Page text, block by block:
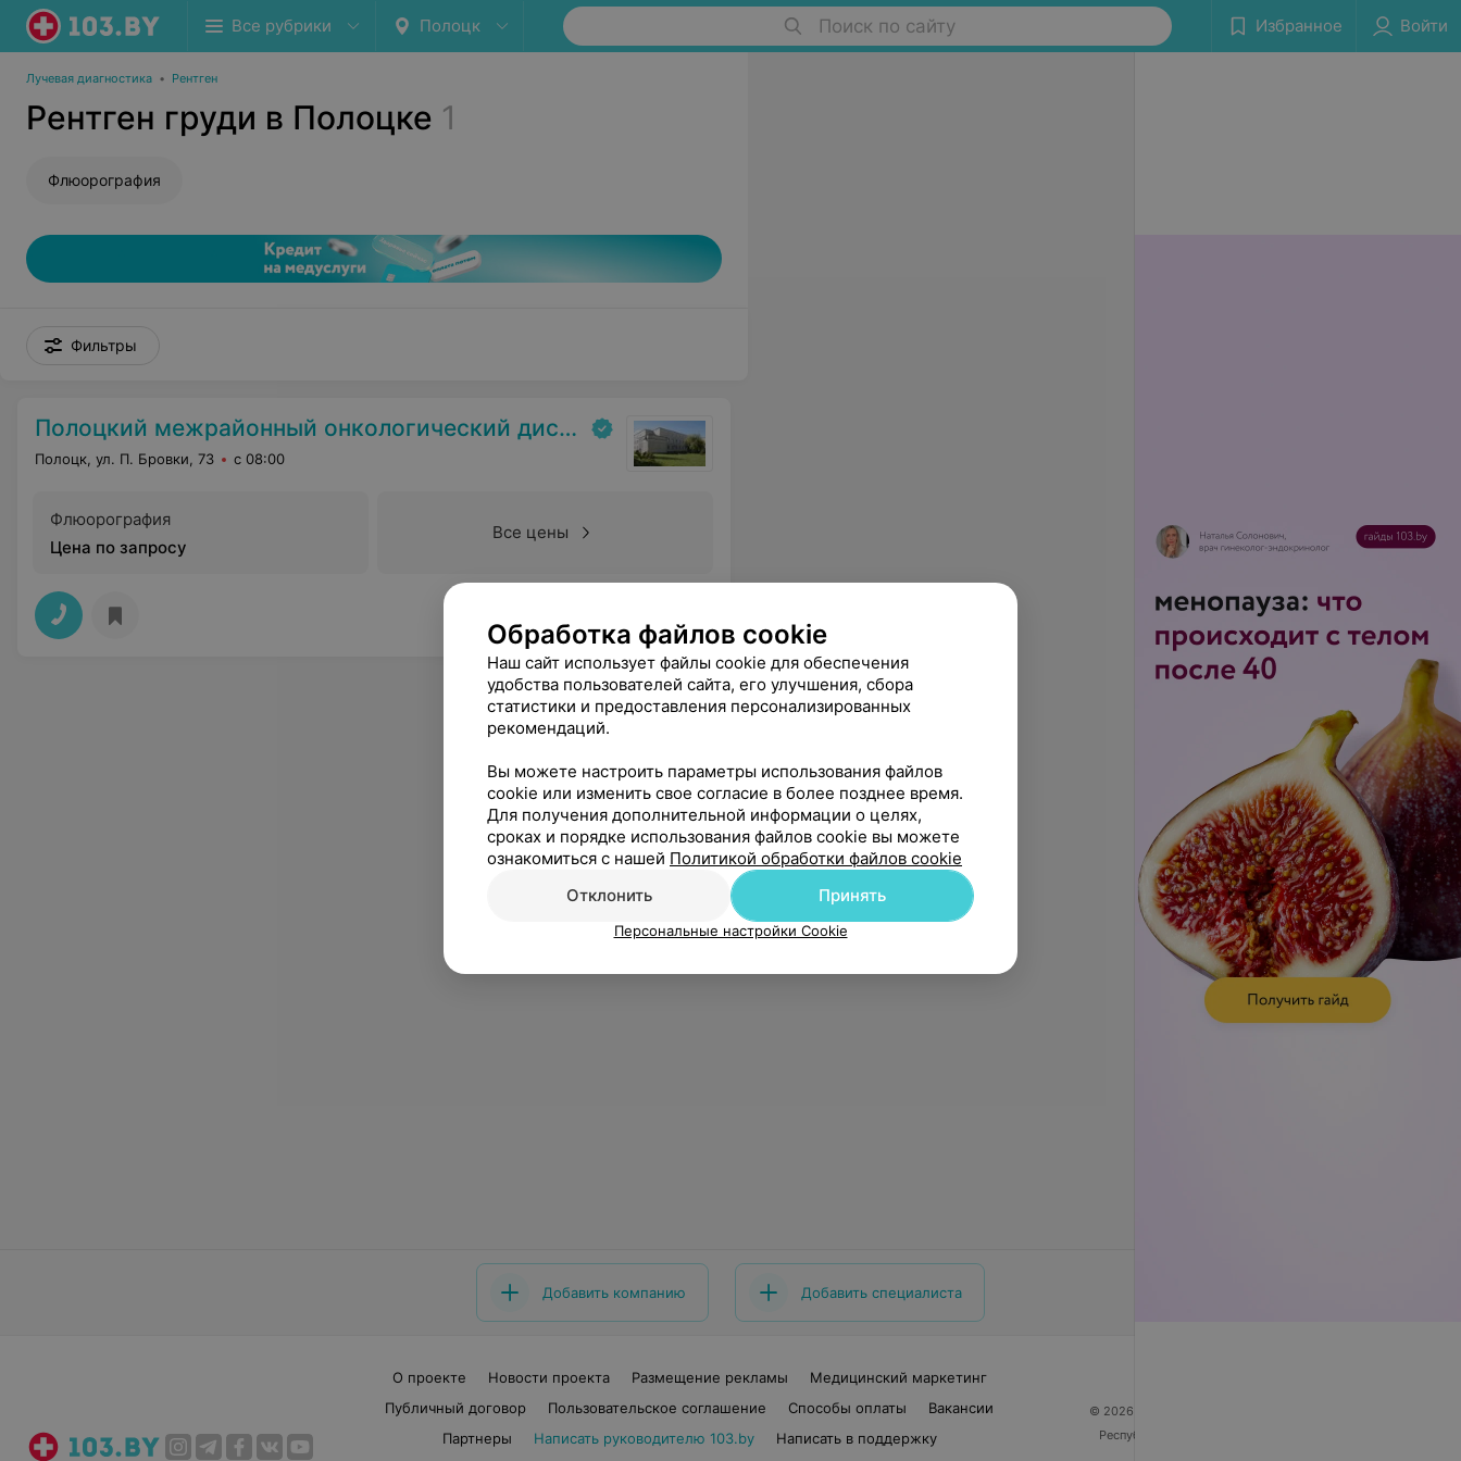
Все рубрики Полоцк Поиск по сайту Избранное Войти
Лучевая диагностика • Рентген
Рентген груди в Полоцке 1
Флюорография
Фильтры
Полоцкий межрайонный онкологический диспансер
Полоцк, ул. П. Бровки, 73 с 08:00
Флюорография
Цена по запросу
Все цены
Добавить компанию Добавить специалиста
О проекте Новости проекта Размещение рекламы
Медицинский маркетинг
Публичный договор
Пользовательское соглашение Способы оплаты
Вакансии
Партнеры
Написать руководителю 103.by
Написать в поддержку
© 2026 ООО «Артокс Лаб», УНП 191700409
Республика Беларусь, г. Минск, улица Толбухина, 2,
Обработка файлов cookie
Наш сайт использует файлы cookie для обеспечения
удобства пользователей сайта, его улучшения, сбора
статистики и предоставления персонализированных
рекомендаций.
Вы можете настроить параметры использования файлов
cookie или изменить свое согласие в более позднее время.
Для получения дополнительной информации о целях,
сроках и порядке использования файлов cookie вы можете
ознакомиться с нашей Политикой обработки файлов cookie
Отклонить
Принять
Персональные настройки Cookie